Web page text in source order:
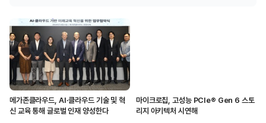
메가존클라우드, AI·클라우드 기술 및 혁
신 교육 통해 글로벌 인재 양성한다
마이크로칩, 고성능 PCIe® Gen 6 스토
리지 아키텍처 시연해